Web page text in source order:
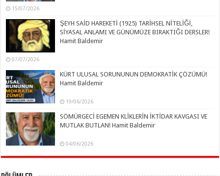
15/07/2026
ŞEYH SAİD HAREKETİ (1925) TARİHSEL NİTELİĞİ,
SİYASAL ANLAMI VE GÜNÜMÜZE BIRAKTIĞI DERSLER!
Hamit Baldemir
07/07/2026
KÜRT ULUSAL SORUNUNUN DEMOKRATİK ÇÖZÜMÜ!
Hamit Baldemir
19/06/2026
SÖMÜRGECİ EGEMEN KLİKLERİN İKTİDAR KAVGASI VE
MUTLAK BUTLAN! Hamit Baldemir
04/06/2026